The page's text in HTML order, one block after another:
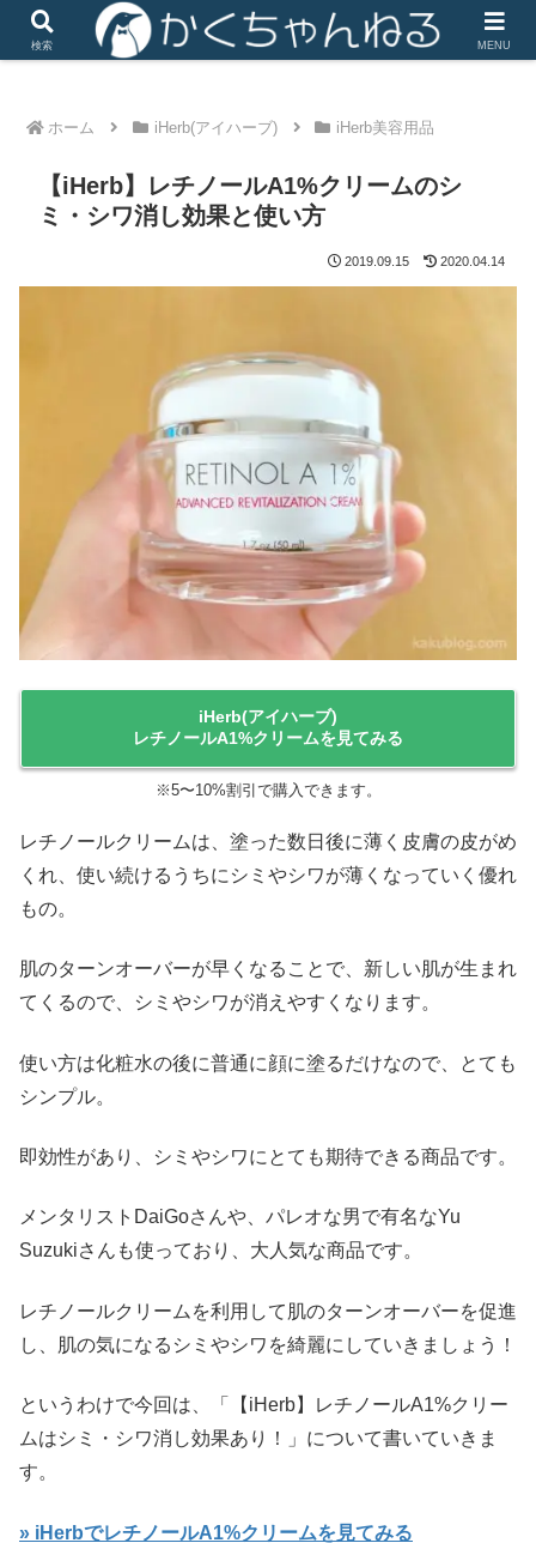
iHerbは楽天リーベイツ経由で楽天ポイントがザクザク
ホーム iHerb(アイハーブ) iHerb美容用品
【iHerb】レチノールA1%クリームのシ
ミ・シワ消し効果と使い方
2019.09.15 2020.04.14
iHerb(アイハーブ)
レチノールA1%クリームを見てみる
※5〜10%割引で購入できます。
レチノールクリームは、塗った数日後に薄く皮膚の皮がめ
くれ、使い続けるうちにシミやシワが薄くなっていく優れ
もの。
肌のターンオーバーが早くなることで、新しい肌が生まれ
てくるので、シミやシワが消えやすくなります。
使い方は化粧水の後に普通に顔に塗るだけなので、とても
シンプル。
即効性があり、シミやシワにとても期待できる商品です。
メンタリストDaiGoさんや、パレオな男で有名なYu
Suzukiさんも使っており、大人気な商品です。
レチノールクリームを利用して肌のターンオーバーを促進
し、肌の気になるシミやシワを綺麗にしていきましょう！
というわけで今回は、「【iHerb】レチノールA1%クリー
ムはシミ・シワ消し効果あり！」について書いていきま
す。
» iHerbでレチノールA1%クリームを見てみる
検索 MENU